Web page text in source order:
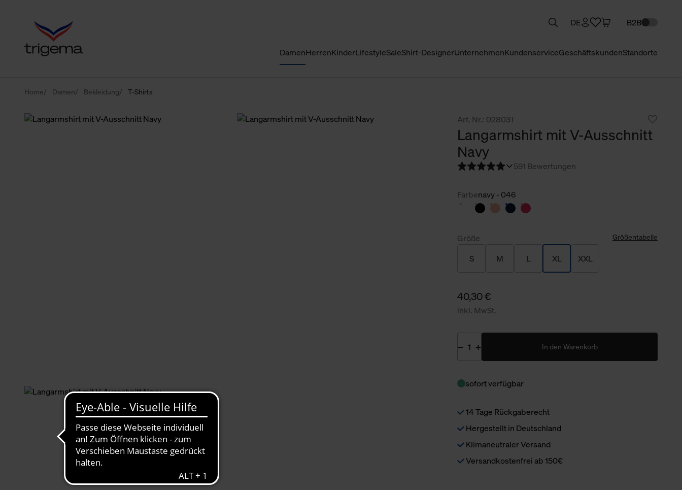
DamenHerrenKinderLifestyleSaleShirt-DesignerUnternehmenKundenserviceGeschäftskundenStandorte
DE B2B
Home Damen Bekleidung T-Shirts
Art. Nr.: 028031
Langarmshirt mit V-Ausschnitt
Navy
591 Bewertungen
Farbenavy - 046
Größe Größentabelle
S M L XL XXL
40,30 €
inkl. MwSt.
In den Warenkorb
sofort verfügbar
14 Tage Rückgaberecht
Hergestellt in Deutschland
Klimaneutraler Versand
Versandkostenfrei ab 150€